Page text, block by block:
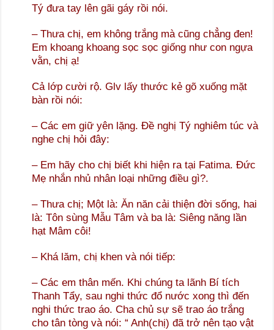
Tý đưa tay lên gãi gáy rồi nói.
– Thưa chị, em không trắng mà cũng chẳng đen!
Em khoang khoang sọc sọc giống như con ngựa
vằn, chị ạ!
Cả lớp cười rộ. Glv lấy thước kẻ gõ xuống mặt
bàn rồi nói:
– Các em giữ yên lặng. Đề nghị Tý nghiêm túc và
nghe chị hỏi đây:
– Em hãy cho chị biết khi hiện ra tại Fatima. Đức
Mẹ nhắn nhủ nhân loại những điều gì?.
– Thưa chị; Một là: Ăn năn cải thiện đời sống, hai
là: Tôn sùng Mẫu Tâm và ba là: Siêng năng lần
hạt Mâm côi!
– Khá lăm, chị khen và nói tiếp:
– Các em thân mến. Khi chúng ta lãnh Bí tích
Thanh Tẩy, sau nghi thức đổ nước xong thì đến
nghi thức trao áo. Cha chủ sự sẽ trao áo trắng
cho tân tòng và nói: “ Anh(chị) đã trở nên tạo vật